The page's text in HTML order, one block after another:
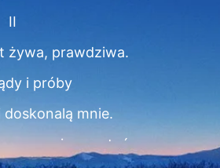
II
żywa, prawdziwa.
i próby
mnie.
mi wzrastać.